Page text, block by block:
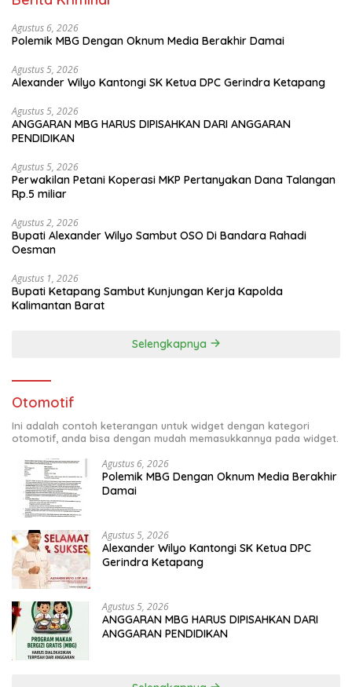
Agustus 6, 2026
Polemik MBG Dengan Oknum Media Berakhir Damai
Agustus 5, 2026
Alexander Wilyo Kantongi SK Ketua DPC Gerindra Ketapang
Agustus 5, 2026
ANGGARAN MBG HARUS DIPISAHKAN DARI ANGGARAN
PENDIDIKAN
Agustus 5, 2026
Perwakilan Petani Koperasi MKP Pertanyakan Dana Talangan
Rp.5 miliar
Agustus 2, 2026
Bupati Alexander Wilyo Sambut OSO Di Bandara Rahadi
Oesman
Agustus 1, 2026
Bupati Ketapang Sambut Kunjungan Kerja Kapolda
Kalimantan Barat
Selengkapnya
Otomotif
Ini adalah contoh keterangan untuk widget dengan kategori
otomotif, anda bisa dengan mudah memasukkannya pada widget.
Agustus 6, 2026
Polemik MBG Dengan Oknum Media Berakhir
Damai
Agustus 5, 2026
Alexander Wilyo Kantongi SK Ketua DPC
Gerindra Ketapang
Agustus 5, 2026
ANGGARAN MBG HARUS DIPISAHKAN DARI
ANGGARAN PENDIDIKAN